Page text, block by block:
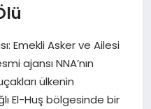
Emekli Asker ve Ailesi
ajansı NNA’nın
ülkenin
El-Huş bölgesinde bir